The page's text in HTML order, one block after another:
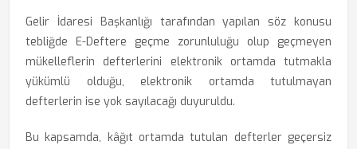
Gelir İdaresi Başkanlığı tarafından yapılan söz konusu
tebliğde E-Deftere geçme zorunluluğu olup geçmeyen
mükelleflerin defterlerini elektronik ortamda tutmakla
yükümlü olduğu, elektronik ortamda tutulmayan
defterlerin ise yok sayılacağı duyuruldu.
Bu kapsamda, kâğıt ortamda tutulan defterler geçersiz